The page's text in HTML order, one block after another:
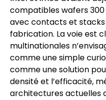
compatibles wafers
avec contacts et
fabrication. La voie est
multinationales
comme une simple
comme une solution
densité et l’efficacité,
architectures actuelles